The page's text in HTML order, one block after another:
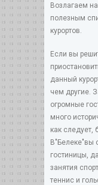
Возлагаем
полезным
курортов.
Если вы
данный
чем другие.
огромные
много
как следует,
В"Белеке"вы
гостиницы,
занятия
теннис и